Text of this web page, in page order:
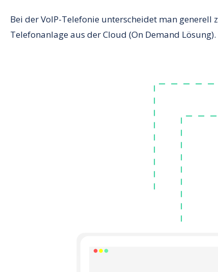
Bei der VoIP-Telefonie unterscheidet man
Telefonanlage aus der Cloud (On Demand Lösung).